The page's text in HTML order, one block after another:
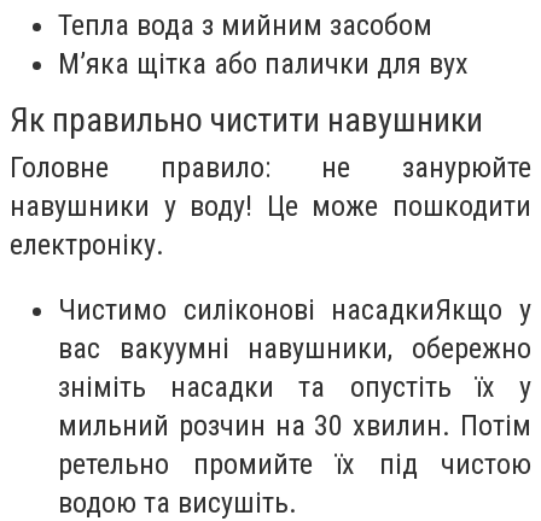
Тепла вода з мийним засобом
М’яка щітка або палички для вух
Як правильно чистити навушники
Головне правило: не занурюйте
навушники у воду! Це може пошкодити
електроніку.
Чистимо силіконові насадкиЯкщо у
вас вакуумні навушники, обережно
зніміть насадки та опустіть їх у
мильний розчин на 30 хвилин. Потім
ретельно промийте їх під чистою
водою та висушіть.